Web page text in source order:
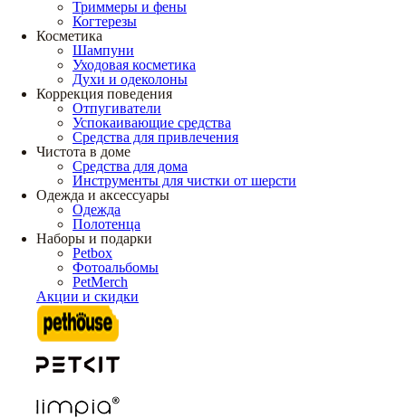
Триммеры и фены
Когтерезы
Косметика
Шампуни
Уходовая косметика
Духи и одеколоны
Коррекция поведения
Отпугиватели
Успокаивающие средства
Средства для привлечения
Чистота в доме
Средства для дома
Инструменты для чистки от шерсти
Одежда и аксессуары
Одежда
Полотенца
Наборы и подарки
Petbox
Фотоальбомы
PetMerch
Акции и скидки